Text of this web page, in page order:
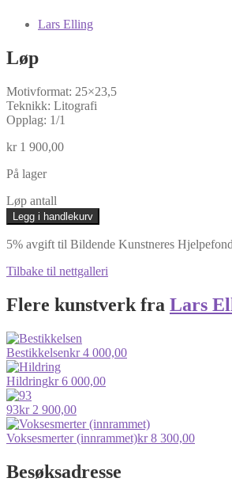
Lars Elling
Løp
Motivformat: 25×23,5
Teknikk: Litografi
Opplag: 1/1
kr1 900,00
På lager
Løp antall
Legg i handlekurv
5% avgift til Bildende Kunstneres
Tilbake til nettgalleri
Flere kunstverk fra Lars
Bestikkelsenkr4 000,00
Hildringkr6 000,00
93kr2 900,00
Voksesmerter (innrammet)kr8 300,00
Besøksadresse